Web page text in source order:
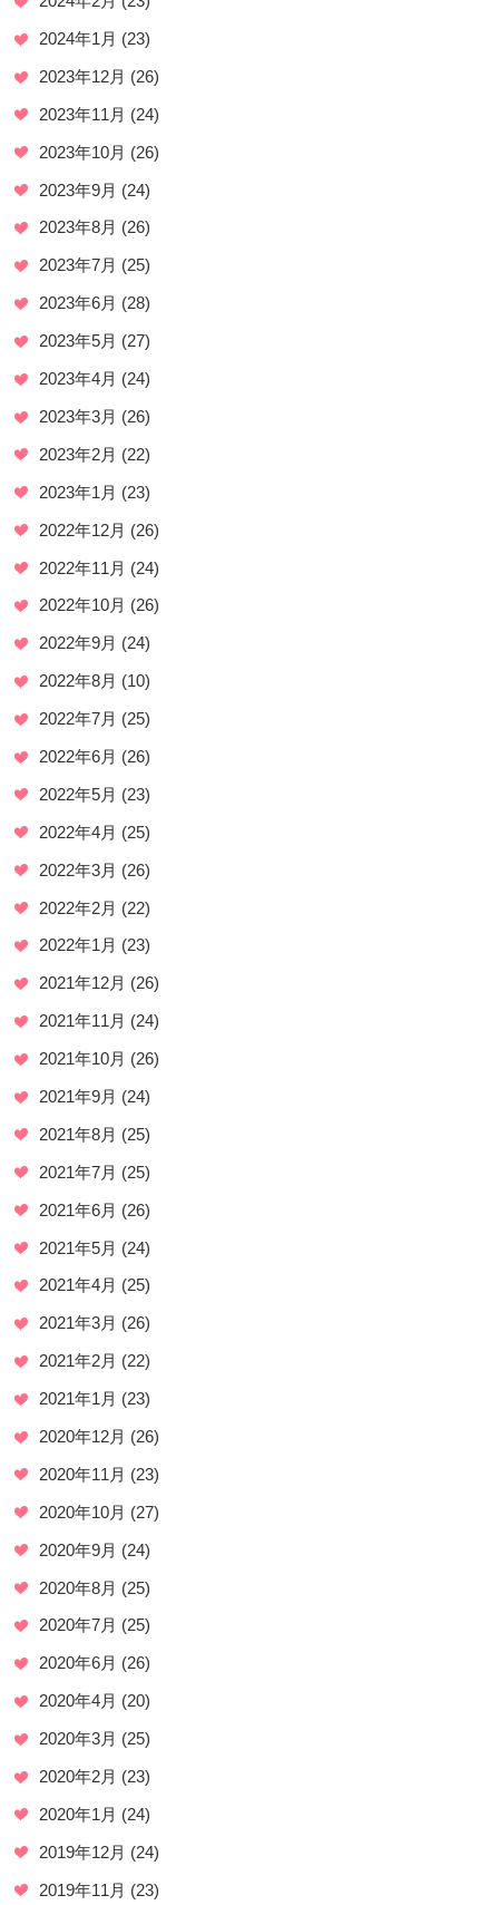
2024年1月 (23)
2023年12月 (26)
2023年11月 (24)
2023年10月 (26)
2023年9月 (24)
2023年8月 (26)
2023年7月 (25)
2023年6月 (28)
2023年5月 (27)
2023年4月 (24)
2023年3月 (26)
2023年2月 (22)
2023年1月 (23)
2022年12月 (26)
2022年11月 (24)
2022年10月 (26)
2022年9月 (24)
2022年8月 (10)
2022年7月 (25)
2022年6月 (26)
2022年5月 (23)
2022年4月 (25)
2022年3月 (26)
2022年2月 (22)
2022年1月 (23)
2021年12月 (26)
2021年11月 (24)
2021年10月 (26)
2021年9月 (24)
2021年8月 (25)
2021年7月 (25)
2021年6月 (26)
2021年5月 (24)
2021年4月 (25)
2021年3月 (26)
2021年2月 (22)
2021年1月 (23)
2020年12月 (26)
2020年11月 (23)
2020年10月 (27)
2020年9月 (24)
2020年8月 (25)
2020年7月 (25)
2020年6月 (26)
2020年4月 (20)
2020年3月 (25)
2020年2月 (23)
2020年1月 (24)
2019年12月 (24)
2019年11月 (23)